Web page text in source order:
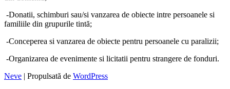
-Donatii, schimburi sau/si vanzarea de obiecte intre persoanele si
familiile din grupurile tintă;
-Conceperea si vanzarea de obiecte pentru persoanele cu paralizii;
-Organizarea de evenimente si licitatii pentru strangere de fonduri.
Neve | Propulsată de WordPress